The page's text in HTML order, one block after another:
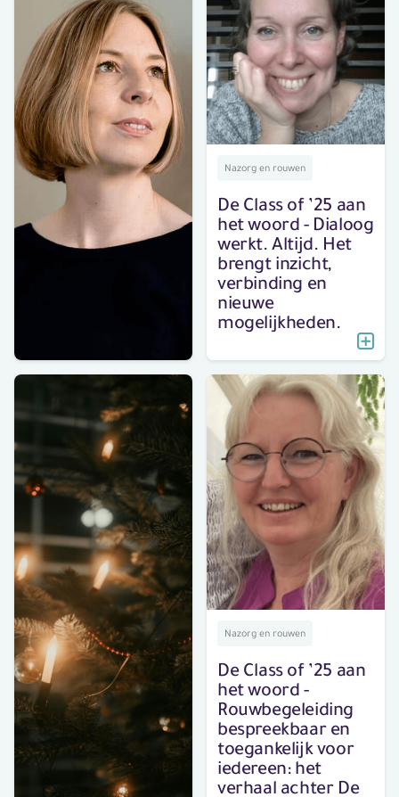
laat ons zien wat
we echt belangrijk
vinden
De Class of ’25 aan
het woord - Met
woorden troost
brengen: het
verhaal achter
Parelmoer
Nazorg en rouwen
De Class of ’25 aan
het woord - Dialoog
werkt. Altijd. Het
brengt inzicht,
verbinding en
nieuwe
mogelijkheden.
Nazorg en rouwen
De Class of ’25 aan
het woord -
Rouwbegeleiding
bespreekbaar en
toegankelijk voor
iedereen: het
verhaal achter De